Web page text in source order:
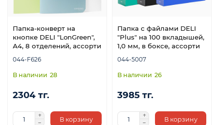
Папка-конверт на
кнопке DELI "LonGreen",
А4, 8 отделений, ассорти
044-F626
28
2304 тг.
В корзину
Папка с файлами DELI
"Plus" на 100 вкладышей,
1,0 мм, в боксе, ассорти
044-5007
26
3985 тг.
В корзину